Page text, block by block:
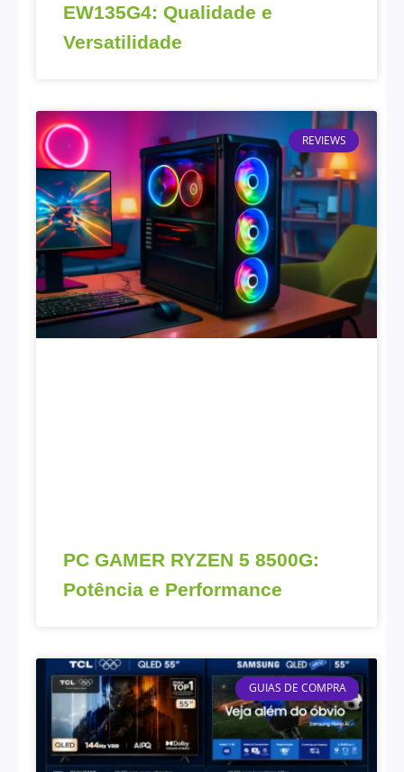
EW135G4: Qualidade e
Versatilidade
REVIEWS
PC GAMER RYZEN 5 8500G:
Potência e Performance
GUIAS DE COMPRA